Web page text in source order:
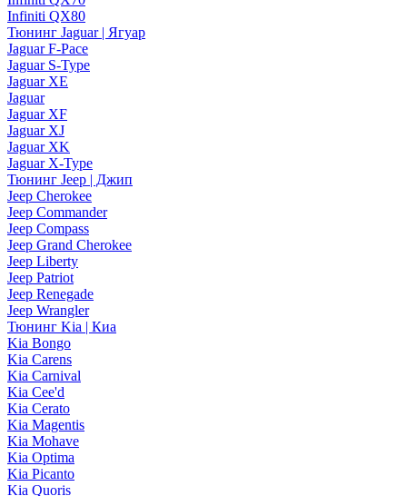
Infiniti QX80
Тюнинг Jaguar | Ягуар
Jaguar F-Pace
Jaguar S-Type
Jaguar XE
Jaguar
Jaguar XF
Jaguar XJ
Jaguar XK
Jaguar X-Type
Тюнинг Jeep | Джип
Jeep Cherokee
Jeep Commander
Jeep Compass
Jeep Grand Cherokee
Jeep Liberty
Jeep Patriot
Jeep Renegade
Jeep Wrangler
Тюнинг Kia | Киа
Kia Bongo
Kia Carens
Kia Carnival
Kia Cee'd
Kia Cerato
Kia Magentis
Kia Mohave
Kia Optima
Kia Picanto
Kia Quoris